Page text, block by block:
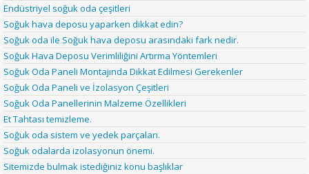
Endüstriyel soğuk oda çeşitleri
Soğuk hava deposu yaparken dikkat edin?
Soğuk oda ile Soğuk hava deposu arasındaki fark nedir.
Soğuk Hava Deposu Verimliliğini Artırma Yöntemleri
Soğuk Oda Paneli Montajında Dikkat Edilmesi Gerekenler
Soğuk Oda Paneli ve İzolasyon Çeşitleri
Soğuk Oda Panellerinin Malzeme Özellikleri
Et Tahtası temizleme.
Soğuk oda sistem ve yedek parçaları.
Soğuk odalarda izolasyonun önemi.
Sitemizde bulmak istediğiniz konu başlıklar